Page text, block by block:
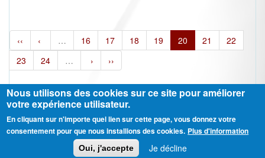
‹‹ ‹ … 16 17 18 19 20 21
22
23
24 … › ››
Ⓒ CGT Fédération THCB - Tous les droits réservés - Mentions légales
Contactez-nous
Nous utilisons des cookies sur ce site pour améliorer
votre expérience utilisateur.
En cliquant sur n'importe quel lien sur cette page, vous donnez votre
consentement pour que nous installions des cookies. Plus d'information
Oui, j'accepte Je décline